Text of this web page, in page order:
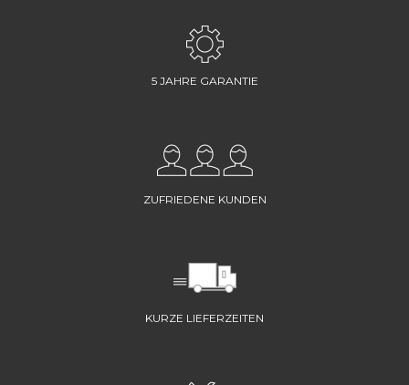
5 JAHRE GARANTIE
ZUFRIEDENE KUNDEN
KURZE LIEFERZEITEN